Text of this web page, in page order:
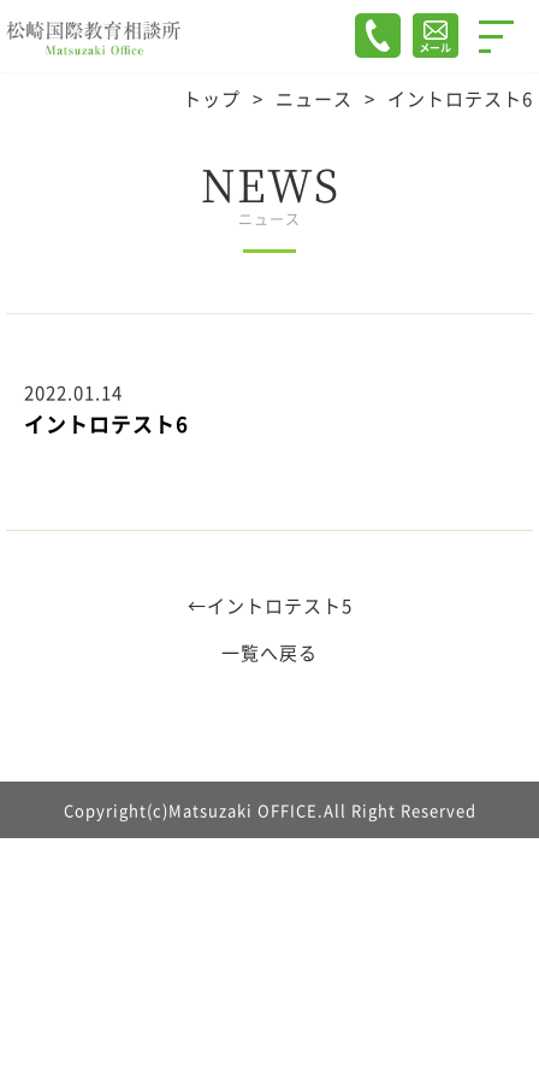
トップ > ニュース > イントロテスト6
NEWS
ニュース
2022.01.14
イントロテスト6
←イントロテスト5
一覧へ戻る
Copyright(c)Matsuzaki OFFICE.All Right Reserved